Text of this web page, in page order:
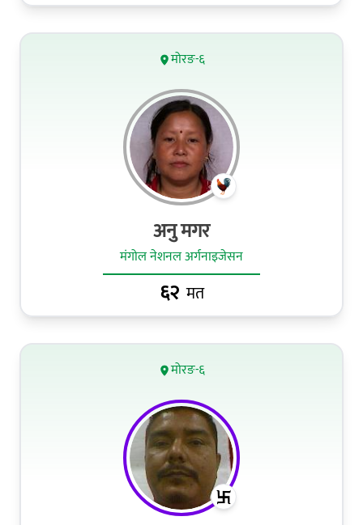
मोरङ-६
अनु मगर
मंगोल नेशनल अर्गनाइजेसन
६२ मत
मोरङ-६